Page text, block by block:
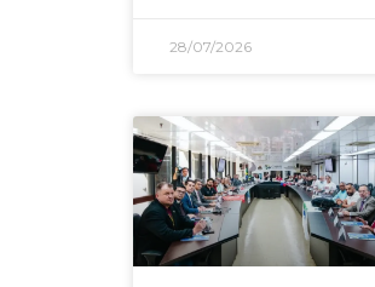
28/07/2026